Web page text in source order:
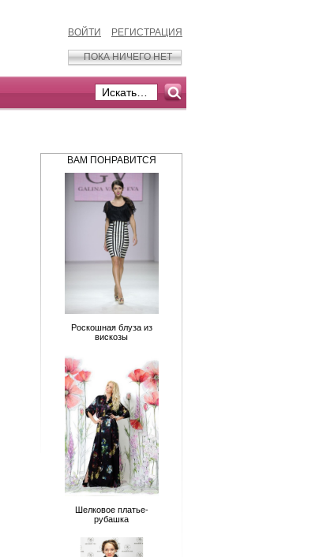
ВОЙТИ РЕГИСТРАЦИЯ
ПОКА НИЧЕГО НЕТ
ВАМ ПОНРАВИТСЯ
Роскошная блуза из
вискозы
Шелковое платье-
рубашка